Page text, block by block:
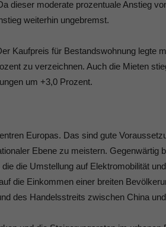
dieser moderate prozentuale Anstieg
weiterhin ungebremst.
Kaufpreis für Bestandswohnung legte
zu verzeichnen. Auch die Mieten
um +3,0 Prozent.
Europas. Das sind gute
Ebene zu meistern. Gegenwärtig
die Umstellung auf Elektromobilität
die Einkommen einer breiten
des Handelsstreits zwischen China